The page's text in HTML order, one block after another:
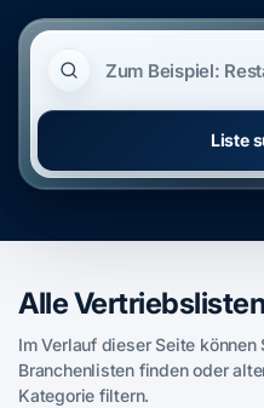
Vertriebslisten durchsuchen
Liste
Alle Vertriebslisten
Im Verlauf dieser Seite
Branchenlisten finden oder
Kategorie filtern.